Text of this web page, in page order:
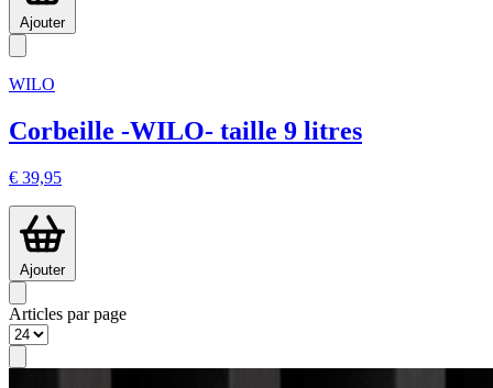
Ajouter
WILO
Corbeille -WILO- taille 9 litres
€ 39,95
Ajouter
Articles par page